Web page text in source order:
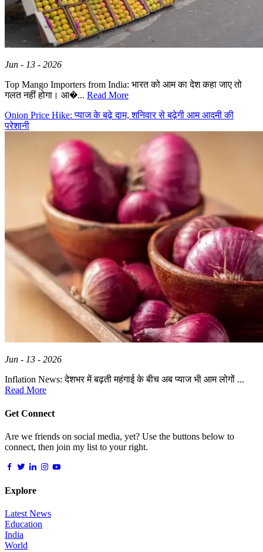
Jun - 13 - 2026
Top Mango Importers from India: भारत को आम का देश कहा जाए तो
गलत नहीं होगा। आ�... Read More
Onion Price Hike: प्याज के बढ़े दाम, शनिवार से बढ़ेगी आम आदमी की
परेशानी
Jun - 13 - 2026
Inflation News: देशभर में बढ़ती महंगाई के बीच अब प्याज भी आम लोगों ...
Read More
Get Connect
Are we friends on social media, yet? Use the buttons below to
connect, then join my list to your right.
Explore
Latest News
Education
India
World